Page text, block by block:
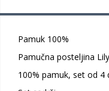
Pamuk 100%
Pamučna posteljina Lily
100% pamuk, set od 4